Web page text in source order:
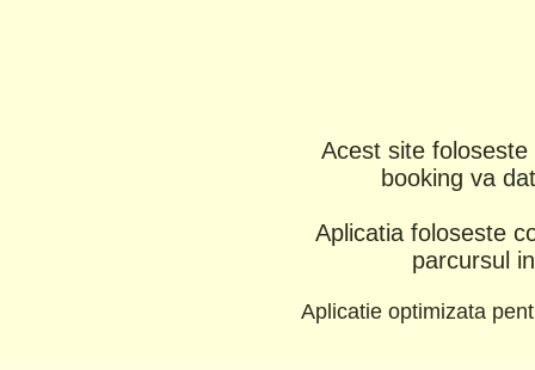
Acest site
booking va
Aplicatia foloseste
parcursul
Aplicatie optimizata